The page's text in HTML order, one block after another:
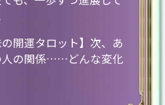
の開運タロット】次、あ
人の関係……どんな変化